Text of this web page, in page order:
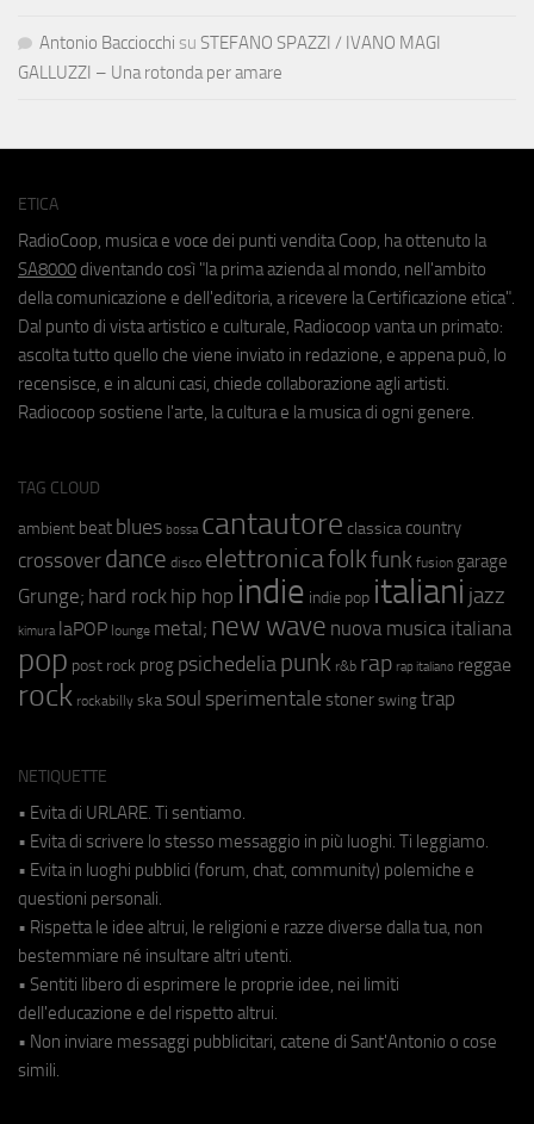
Antonio Bacciocchi su STEFANO SPAZZI / IVANO MAGI
GALLUZZI – Una rotonda per amare
ETICA
RadioCoop, musica e voce dei punti vendita Coop, ha ottenuto la
SA8000 diventando così "la prima azienda al mondo, nell'ambito
della comunicazione e dell'editoria, a ricevere la Certificazione etica".
Dal punto di vista artistico e culturale, Radiocoop vanta un primato:
ascolta tutto quello che viene inviato in redazione, e appena può, lo
recensisce, e in alcuni casi, chiede collaborazione agli artisti.
Radiocoop sostiene l'arte, la cultura e la musica di ogni genere.
TAG CLOUD
ambient beat blues bossa cantautore classica country
crossover dance disco elettronicafolkfunk fusion garage
Grunge; hard rock hip hop indie indie pop italiani jazz
kimura laPOP lounge metal; new wave nuova musica italiana
pop post rock prog psichedeliapunk r&b rap rap italiano reggae
rock rockabilly ska soul sperimentale stoner swing trap
NETIQUETTE
• Evita di URLARE. Ti sentiamo.
• Evita di scrivere lo stesso messaggio in più luoghi. Ti leggiamo.
• Evita in luoghi pubblici (forum, chat, community) polemiche e
questioni personali.
• Rispetta le idee altrui, le religioni e razze diverse dalla tua, non
bestemmiare né insultare altri utenti.
• Sentiti libero di esprimere le proprie idee, nei limiti
dell'educazione e del rispetto altrui.
• Non inviare messaggi pubblicitari, catene di Sant'Antonio o cose
simili.